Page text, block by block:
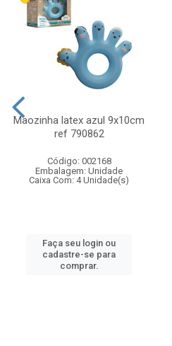
Maozinha latex azul 9x10cm
ref 790862
Código: 002168
Embalagem: Unidade
Caixa Com: 4 Unidade(s)
Faça seu login ou
cadastre-se para
comprar.